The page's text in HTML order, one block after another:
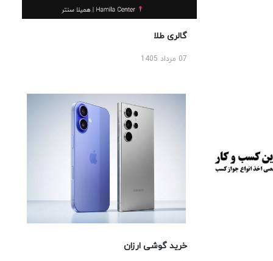
گالری طلا
07 مرداد 1405
خرید گوشی ارزان